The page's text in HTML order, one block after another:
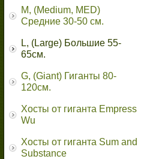
M, (Medium, MED)
Средние 30-50 см.
L, (Large) Большие 55-
65cм.
G, (Giant) Гиганты 80-
120см.
Хосты от гиганта Empress
Wu
Хосты от гиганта Sum and
Substance